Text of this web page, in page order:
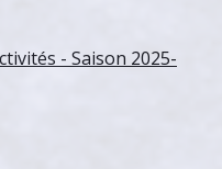
- Saison 2025-